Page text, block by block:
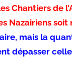
Chantiers de
Nazairiens
mais la
dépasser